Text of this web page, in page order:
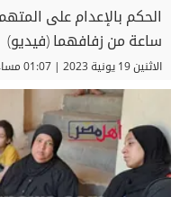
ساعة من زفافهما (فيديو)
الاثنين 19 يونية 2023 | 01:07 مساءً